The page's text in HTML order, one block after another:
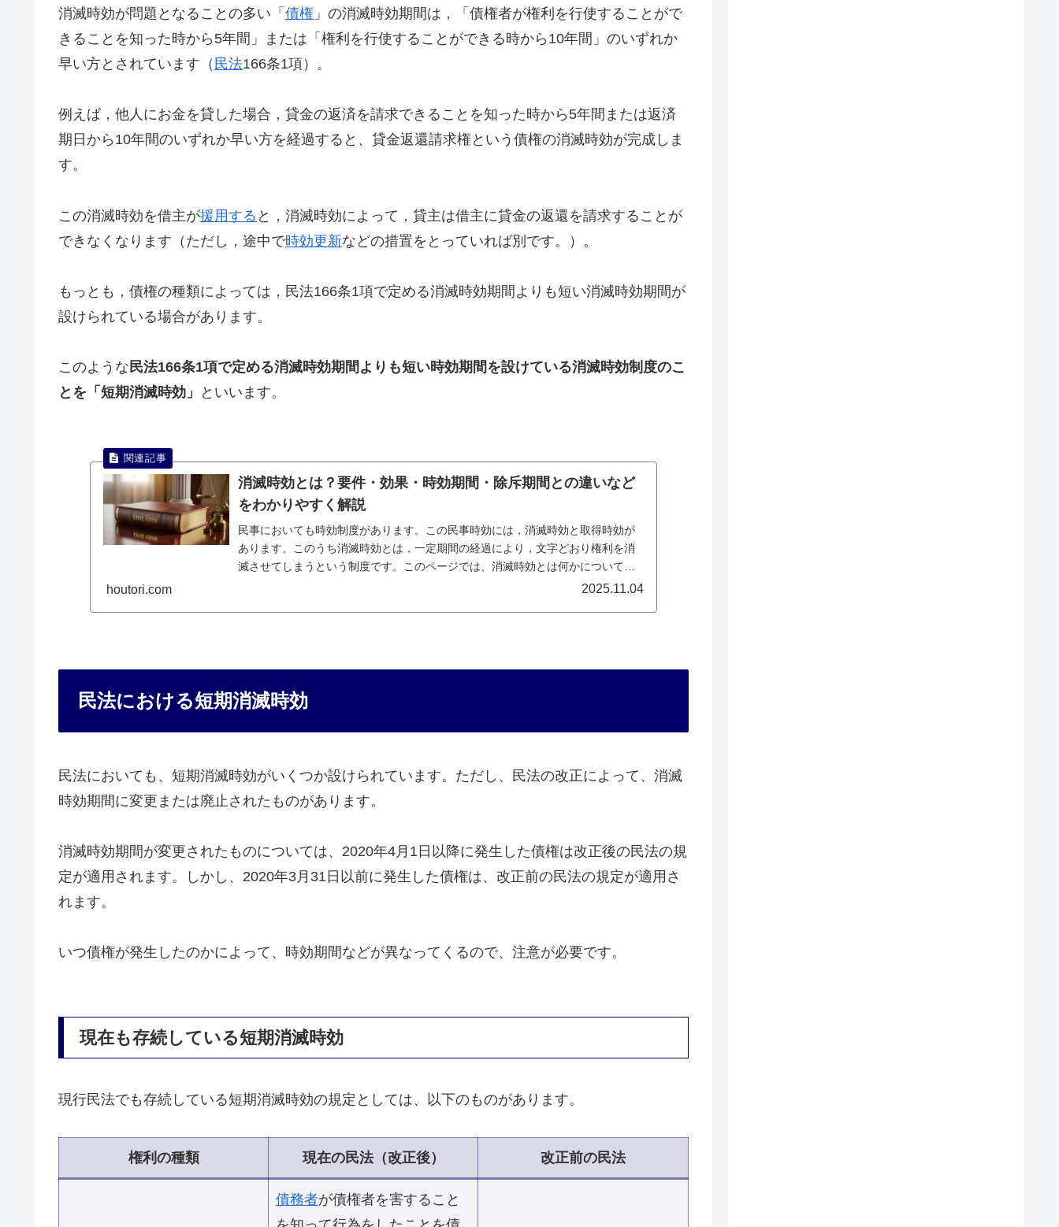
消滅時効が問題となることの多い「 債権 」の消滅時効期間は，「債権者が権利を行使することがで
きることを知った時から5年間」または「権利を行使することができる時から10年間」のいずれか
早い方とされています（ 民法166条1項）。
例えば，他人にお金を貸した場合，貸金の返済を請求できることを知った時から5年間または返済
期日から10年間のいずれか早い方を経過すると、貸金返還請求権という債権の消滅時効が完成しま
す。
この消滅時効を借主が援用する と，消滅時効によって，貸主は借主に貸金の返還を請求することが
できなくなります（ただし，途中で時効更新などの措置をとっていれば別です。）。
もっとも，債権の種類によっては，民法166条1項で定める消滅時効期間よりも短い消滅時効期間が
設けられている場合があります。
このような民法166条1項で定める消滅時効期間よりも短い時効期間を設けている消滅時効制度のこ
とを「短期消滅時効」
といいます。
消滅時効とは？要件・効果・時効期間・除斥期間との違いなど
をわかりやすく解説
民事においても時効制度があります。この民事時効には，消滅時効と取得時効が
あります。このうち消滅時効とは，一定期間の経過により，文字どおり権利を消
滅させてしまうという制度です。このページでは、消滅時効とは何かについて説
houtori.com 2025.11.04
民法における短期消滅時効
民法においても、短期消滅時効がいくつか設けられています。ただし、民法の改正によって、消滅
時効期間に変更または廃止されたものがあります。
消滅時効期間が変更されたものについては、2020年4月1日以降に発生した債権は改正後の民法の規
定が適用されます。しかし、2020年3月31日以前に発生した債権は、改正前の民法の規定が適用さ
れます。
いつ債権が発生したのかによって、時効期間などが異なってくるので、注意が必要です。
現在も存続している短期消滅時効
現行民法でも存続している短期消滅時効の規定としては、以下のものがあります。
権利の種類 現在の民法（改正後） 改正前の民法
債務者が債権者を害すること